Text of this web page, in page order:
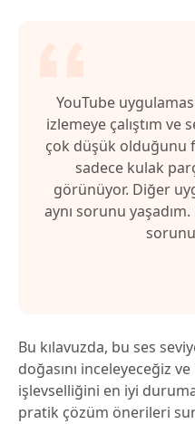
YouTube
izlemeye çalıştım ve
çok düşük olduğunu
sadece kulak
görünüyor. Diğer
aynı sorunu
Bu kılavuzda, bu ses
doğasını inceleyeceğiz
işlevselliğini en iyi
pratik çözüm önerileri